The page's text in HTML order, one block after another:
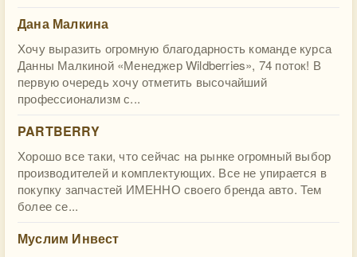
Дана Малкина
Хочу выразить огромную благодарность команде курса
Данны Малкиной «Менеджер Wildberries», 74 поток! В
первую очередь хочу отметить высочайший
профессионализм с...
PARTBERRY
Хорошо все таки, что сейчас на рынке огромный выбор
производителей и комплектующих. Все не упирается в
покупку запчастей ИМЕННО своего бренда авто. Тем
более се...
Муслим Инвест